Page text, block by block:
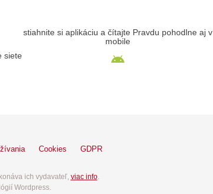
siete
stiahnite si aplikáciu a čítajte Pravdu pohodlne aj v
mobile
Cookies GDPR
ich vydavateľ, viac info.
Wordpress.